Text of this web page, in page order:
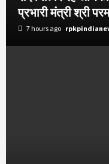
प्रभारी मंत्री श्री
7 hours ago